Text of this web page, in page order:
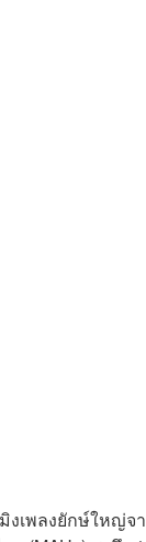
งเพลงยักษ์ใหญ่